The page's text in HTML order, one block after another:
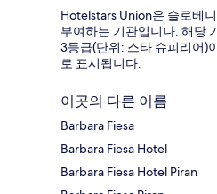
Hotelstars Union은 슬로베
부여하는 기관입니다. 해당
3등급(단위: 스타 슈피리어)
로 표시됩니다.
이곳의 다른 이름
Barbara Fiesa
Barbara Fiesa Hotel
Barbara Fiesa Hotel Piran